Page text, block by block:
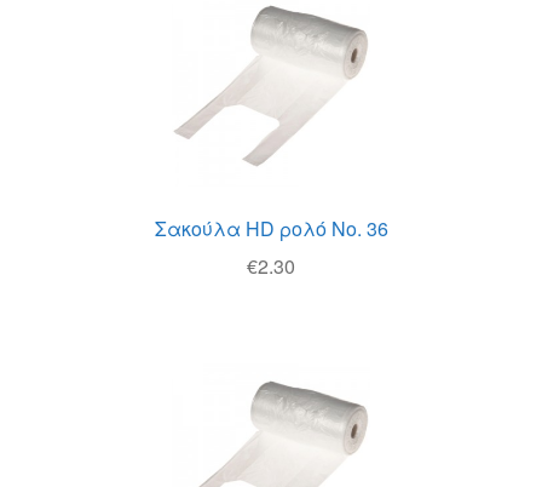
Ο λογαριασμός μου
Πολιτική ΑπορρήτουΣακούλα HD ρολό Νο. 36
€2.30